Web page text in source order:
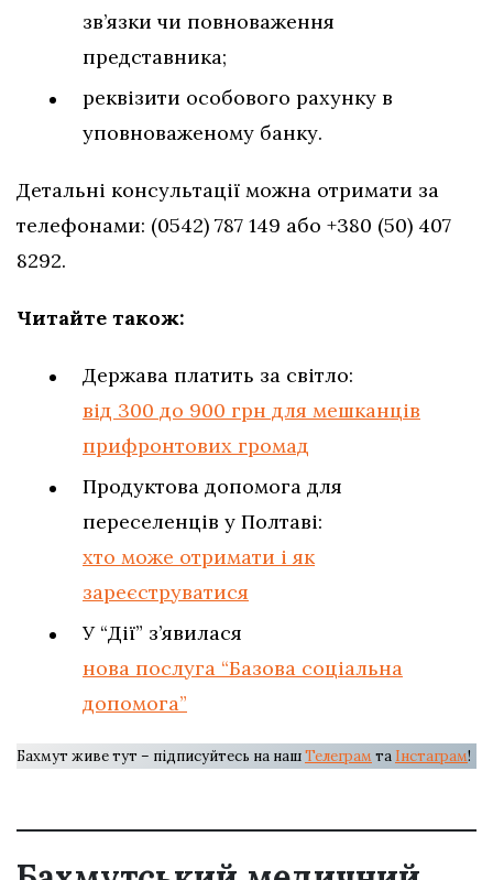
зв’язки чи повноваження
представника;
реквізити особового рахунку в
уповноваженому банку.
Детальні консультації можна отримати за
телефонами: (0542) 787 149 або +380 (50) 407
8292.
Читайте також:
Держава платить за світло:
від 300 до 900 грн для мешканців
прифронтових громад
Продуктова допомога для
переселенців у Полтаві:
хто може отримати і як
зареєструватися
У “Дії” з’явилася
нова послуга “Базова соціальна
допомога”
Бахмут живе тут – підписуйтесь на нашТелеграм та Інстаграм!